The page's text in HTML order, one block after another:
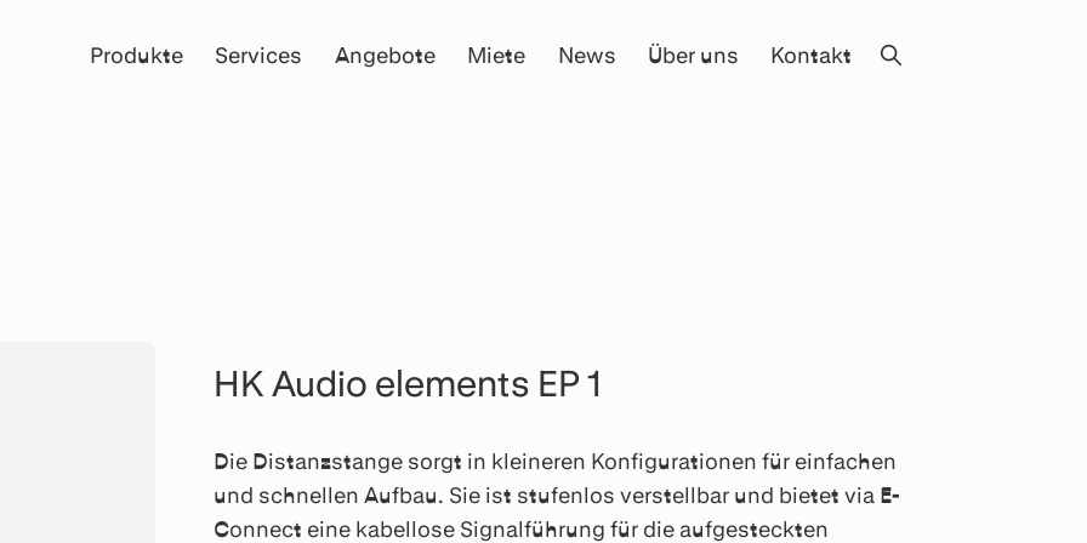
Produkte Services Angebote Miete News Über uns Kontakt
HK Audio elements EP 1
Die Distanzstange sorgt in kleineren Konfigurationen für einfachen
und schnellen Aufbau. Sie ist stufenlos verstellbar und bietet via E-
Connect eine kabellose Signalführung für die aufgesteckten